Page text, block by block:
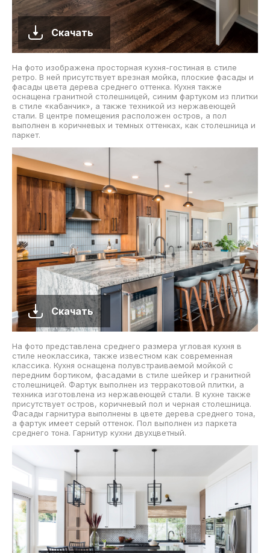
Скачать
На фото изображена просторная кухня-гостиная в стиле
ретро. В ней присутствует врезная мойка, плоские фасады и
фасады цвета дерева среднего оттенка. Кухня также
оснащена гранитной столешницей, синим фартуком из плитки
в стиле «кабанчик», а также техникой из нержавеющей
стали. В центре помещения расположен остров, а пол
выполнен в коричневых и темных оттенках, как столешница и
паркет.
Скачать
На фото представлена среднего размера угловая кухня в
стиле неоклассика, также известном как современная
классика. Кухня оснащена полувстраиваемой мойкой с
передним бортиком, фасадами в стиле шейкер и гранитной
столешницей. Фартук выполнен из терракотовой плитки, а
техника изготовлена из нержавеющей стали. В кухне также
присутствует остров, коричневый пол и черная столешница.
Фасады гарнитура выполнены в цвете дерева среднего тона,
а фартук имеет серый оттенок. Пол выполнен из паркета
среднего тона. Гарнитур кухни двухцветный.